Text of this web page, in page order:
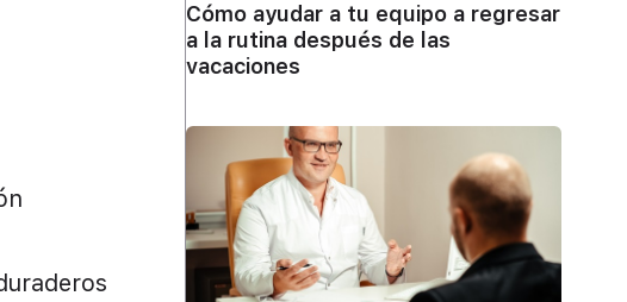
Cómo ayudar a tu equipo a regresar
a la rutina después de las
vacaciones